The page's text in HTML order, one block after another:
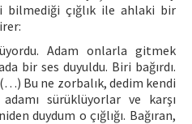
bilmediği çığlık ile ahlaki bir
Adam onlarla gitmek
bir ses duyuldu. Biri bağırdı.
Bu ne zorbalık, dedim kendi
sürüklüyorlar ve karşı
duydum o çığlığı. Bağıran,